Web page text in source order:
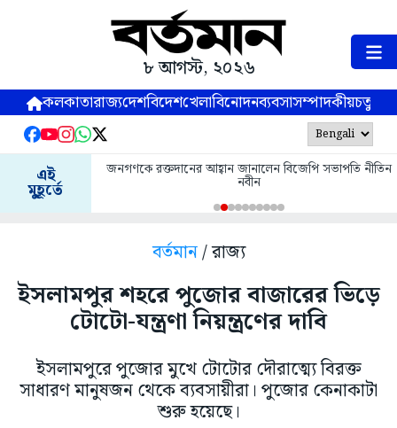
৮ আগস্ট, ২০২৬
কলকাতারাজ্যদেশবিদেশখেলাবিনোদনব্যবসাসম্পাদকীয়
এই
মুহূর্তে
আহ্বান জানালেন বিজেপি সভাপতি নীতিন
নবীন
আগামীকাল শ্রাবণী মেলার চতুর্থ সপ্তাহে
বর্তমান/ রাজ্য
ইসলামপুর শহরে পুজোর বাজারের ভিড়ে
টোটো-যন্ত্রণা নিয়ন্ত্রণের দাবি
ইসলামপুরে পুজোর মুখে টোটোর দৌরাত্ম্যে বিরক্ত
সাধারণ মানুষজন থেকে ব্যবসায়ীরা। পুজোর কেনাকাটা
শুরু হয়েছে।